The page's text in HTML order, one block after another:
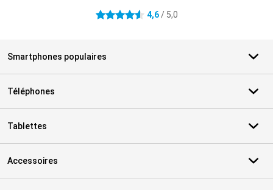
4.6 étoiles 4,6/ 5,0
Smartphones populaires
Téléphones
Tablettes
Accessoires